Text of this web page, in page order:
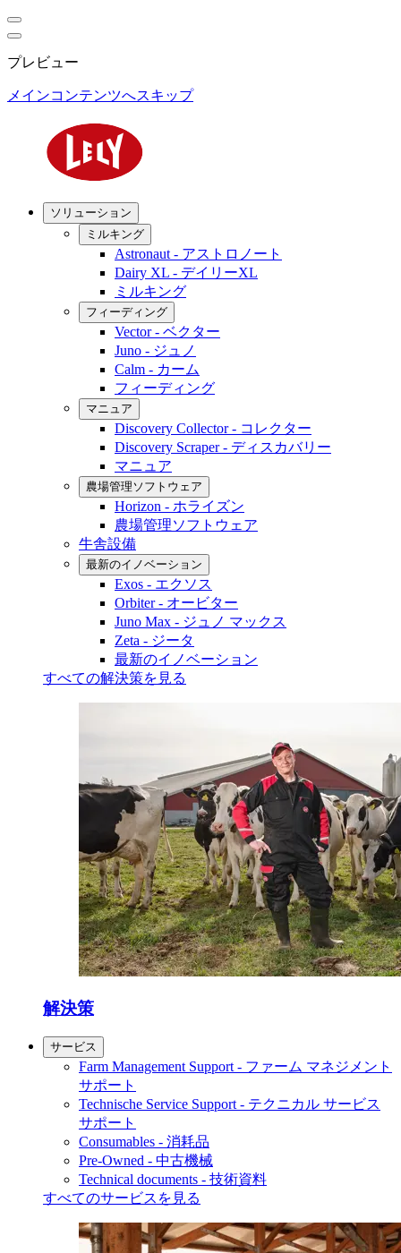
プレビュー
メインコンテンツへスキップ
ソリューション
ミルキング
Astronaut - アストロノート
Dairy XL - デイリーXL
ミルキング
フィーディング
Vector - ベクター
Juno - ジュノ
Calm - カーム
フィーディング
マニュア
Discovery Collector - コレクター
Discovery Scraper - ディスカバリー
マニュア
農場管理ソフトウェア
Horizon - ホライズン
農場管理ソフトウェア
牛舎設備
最新のイノベーション
Exos - エクソス
Orbiter - オービター
Juno Max - ジュノ マックス
Zeta - ジータ
最新のイノベーション
すべての解決策を見る
解決策
サービス
Farm Management Support - ファーム マネジメント
サポート
Technische Service Support - テクニカル サービス
サポート
Consumables - 消耗品
Pre-Owned - 中古機械
Technical documents - 技術資料
すべてのサービスを見る